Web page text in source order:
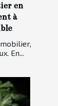
en
à
En...